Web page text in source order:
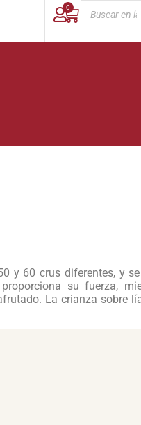
0
y 60 crus diferentes, y
su fuerza,
La crianza sobre